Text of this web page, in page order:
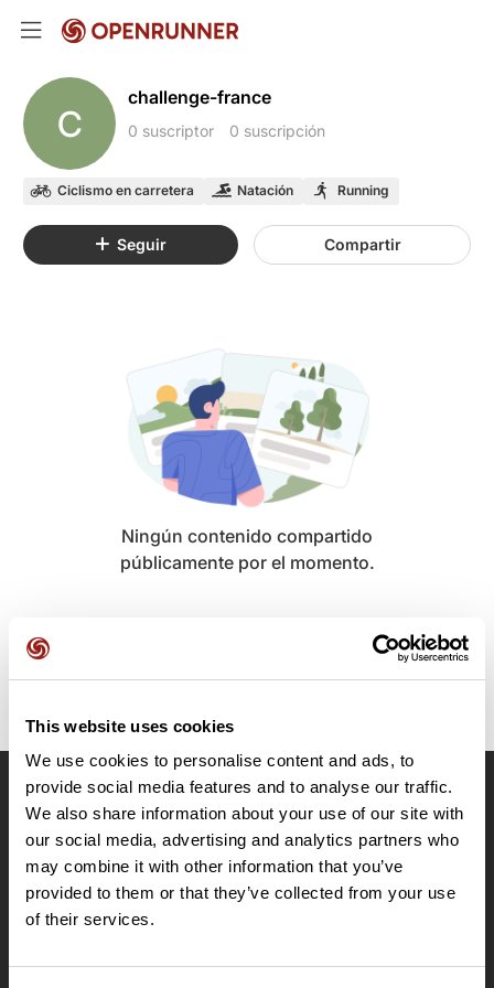
This website uses cookies
We use cookies to personalise content and ads, to
provide social media features and to analyse our traffic.
We also share information about your use of our site with
our social media, advertising and analytics partners who
may combine it with other information that you’ve
provided to them or that they’ve collected from your use
of their services.
C
challenge-france
0 suscriptor 0 suscripción
Ciclismo en carretera Natación Running
Seguir Compartir
Ningún contenido compartido
públicamente por el momento.
OpenRunner
Equipo
Empleo
A proposito
Contacto